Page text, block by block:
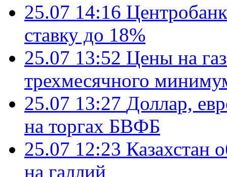
25.07 14:16
ставку до 18%
25.07 13:52 Цены на
трехмесячного
25.07 13:27 Доллар,
на торгах БВФБ
25.07 12:23 Казахстан
на галлий